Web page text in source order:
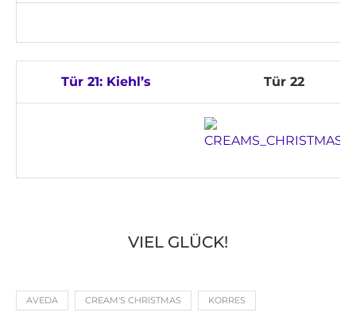
Tür 21: Kiehl’s Tür 22
VIEL GLÜCK!
AVEDA CREAM'S CHRISTMAS KORRES